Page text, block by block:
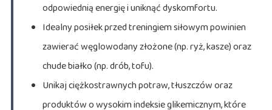
odpowiednią energię i uniknąć dyskomfortu.
Idealny posiłek przed treningiem siłowym powinien
zawierać węglowodany złożone (np. ryż, kasze) oraz
chude białko (np. drób, tofu).
Unikaj ciężkostrawnych potraw, tłuszczów oraz
produktów o wysokim indeksie glikemicznym, które